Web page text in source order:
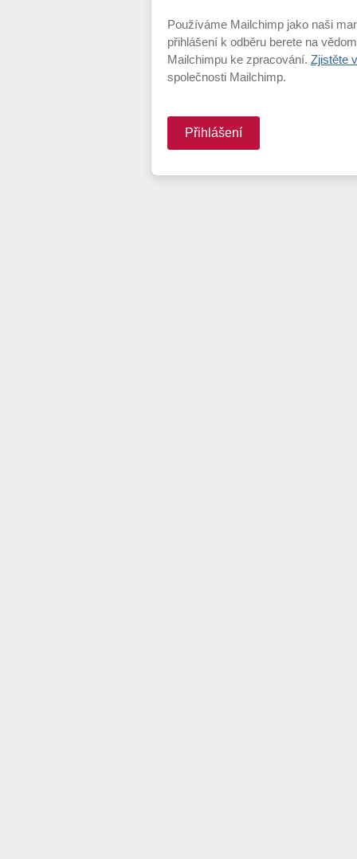
Používáme Mailchimp jako naši
přihlášení k odběru berete na
Mailchimpu ke zpracování. Zjistěte
společnosti Mailchimp.